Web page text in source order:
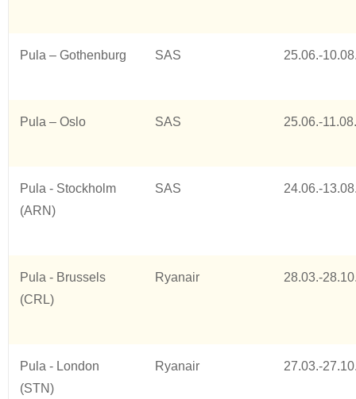
Pula – Gothenburg SAS 25.06.-
Pula – Oslo SAS 25.06.-11.08.
Pula - Stockholm
(ARN)
SAS 24.06.-
Pula - Brussels
(CRL)
Ryanair 28.03.-
Pula - London
(STN)
Ryanair 27.03.-